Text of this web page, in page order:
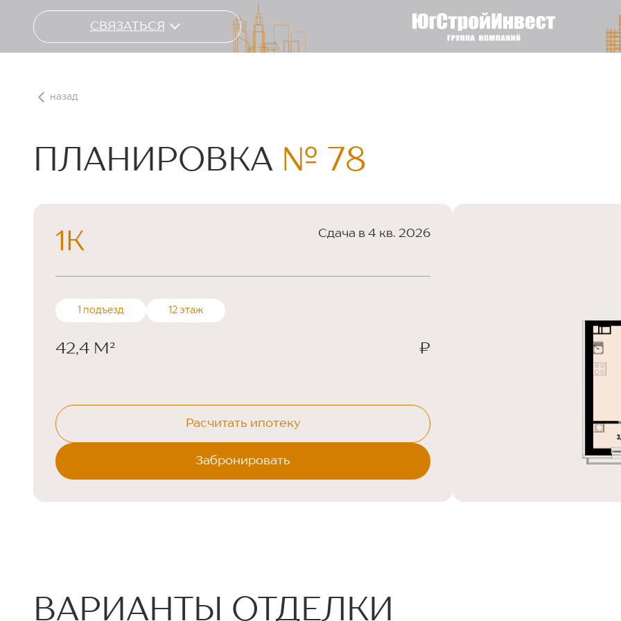
СВЯЗАТЬСЯ
назад
ПЛАНИРОВКА № 78
1К Сдача в 4 кв. 2026
1 подъезд 12 этаж
42,4 М² ₽
Расчитать ипотеку
Забронировать
ВАРИАНТЫ ОТДЕЛКИ